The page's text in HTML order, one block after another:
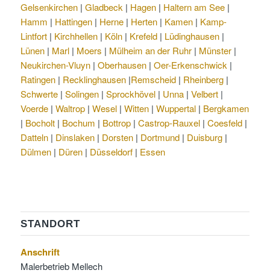
Gelsenkirchen | Gladbeck | Hagen| Haltern am See|
Hamm | Hattingen| Herne| Herten| Kamen| Kamp-
Lintfort| Kirchhellen| Köln| Krefeld| Lüdinghausen|
Lünen| Marl| Moers | Mülheim an der Ruhr| Münster|
Neukirchen-Vluyn| Oberhausen| Oer-Erkenschwick |
Ratingen| Recklinghausen|Remscheid| Rheinberg|
Schwerte| Solingen| Sprockhövel| Unna| Velbert|
Voerde| Waltrop| Wesel| Witten| Wuppertal| Bergkamen
| Bocholt| Bochum | Bottrop| Castrop-Rauxel| Coesfeld|
Datteln| Dinslaken| Dorsten| Dortmund| Duisburg|
Dülmen| Düren| Düsseldorf| Essen
STANDORT
Anschrift
Malerbetrieb Mellech